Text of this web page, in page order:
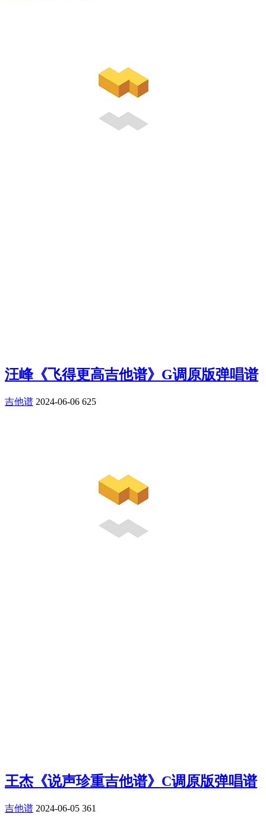
汪峰《飞得更高吉他谱》G调原版弹唱谱
吉他谱 2024-06-06 625
王杰《说声珍重吉他谱》C调原版弹唱谱
吉他谱 2024-06-05 361